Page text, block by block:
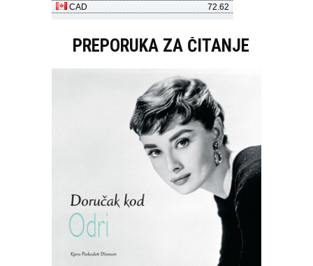
PREPORUKA ZA ČITANJE